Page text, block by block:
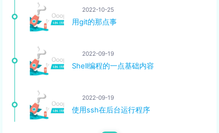
2022-10-25
用git的那点事
2022-09-19
Shell编程的一点基础内容
2022-09-19
使用ssh在后台运行程序